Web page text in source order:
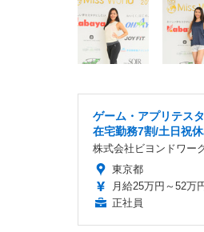
ゲーム・アプリテス
在宅勤務7割/土日祝
株式会社ビヨンドワー
東京都
月給25万円～52万
正社員